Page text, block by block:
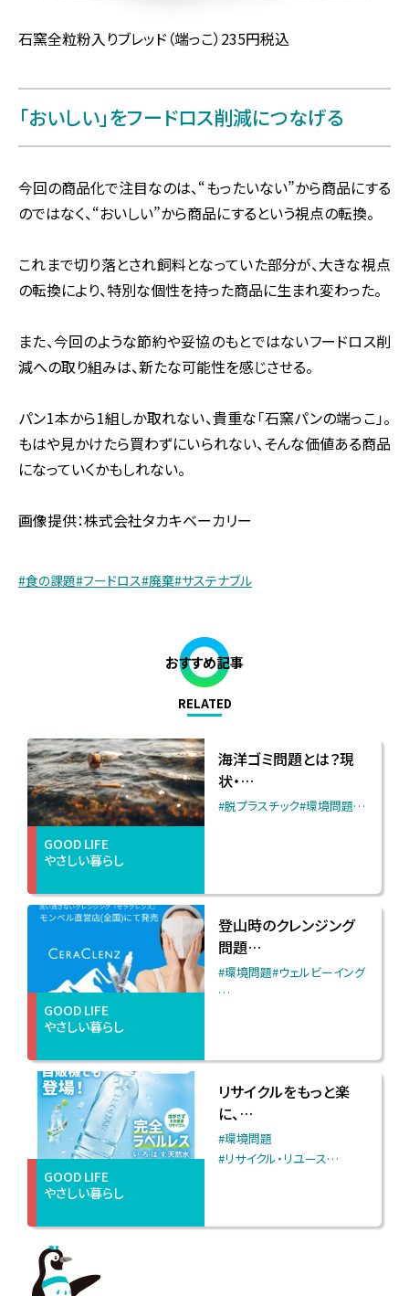
石窯全粒粉入りブレッド（端っこ）235円税込
「おいしい」をフードロス削減につなげる
今回の商品化で注目なのは、“もったいない”から商品にする
のではなく、“おいしい”から商品にするという視点の転換。
これまで切り落とされ飼料となっていた部分が、大きな視点
の転換により、特別な個性を持った商品に生まれ変わった。
また、今回のような節約や妥協のもとではないフードロス削
減への取り組みは、新たな可能性を感じさせる。
パン1本から1組しか取れない、貴重な「石窯パンの端っこ」。
もはや見かけたら買わずにいられない、そんな価値ある商品
になっていくかもしれない。
画像提供：株式会社タカキベーカリー
#食の課題#フードロス#廃棄#サステナブル
おすすめ記事
RELATED
GOOD LIFE
やさしい暮らし
海洋ゴミ問題とは？現
状・…
#脱プラスチック#環境問題…
GOOD LIFE
やさしい暮らし
登山時のクレンジング
問題…
#環境問題#ウェルビーイング
…
GOOD LIFE
やさしい暮らし
リサイクルをもっと楽
に、…
#環境問題
#リサイクル・リユース…